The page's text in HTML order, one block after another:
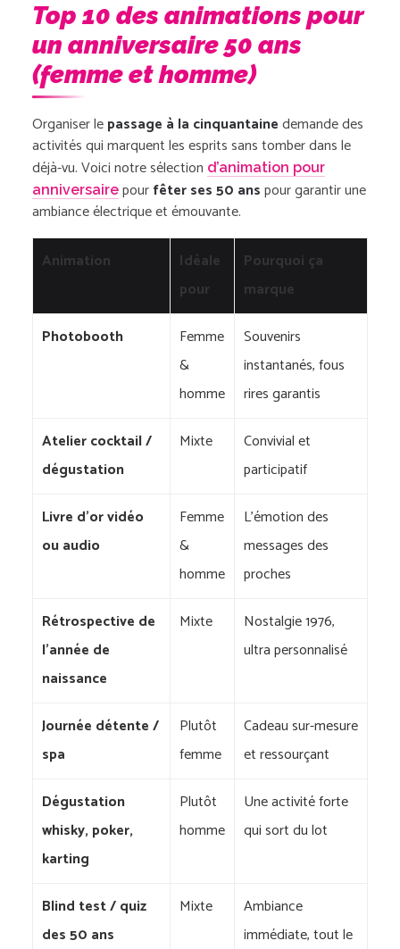
Top 10 des animations pour
un anniversaire 50 ans
(femme et homme)
Organiser lepassage à la cinquantainedemande des
activités qui marquent les esprits sans tomber dans le
déjà-vu. Voici notre sélection d’animation pour
anniversaire pourfêter ses 50 anspour garantir une
ambiance électrique et émouvante.
Animation
Idéale
pour
Pourquoi ça
marque
Photobooth
Femme
&
homme
Souvenirs
instantanés, fous
rires garantis
Atelier cocktail /
dégustation
Mixte
Convivial et
participatif
Livre d’or vidéo
ou audio
Femme
&
homme
L’émotion des
messages des
proches
Rétrospective de
l’année de
naissance
Mixte
Nostalgie 1976,
ultra personnalisé
Journée détente /
spa
Plutôt
femme
Cadeau sur-mesure
et ressourçant
Dégustation
whisky, poker,
karting
Plutôt
homme
Une activité forte
qui sort du lot
Blind test / quiz
des 50 ans
Mixte
Ambiance
immédiate, tout le